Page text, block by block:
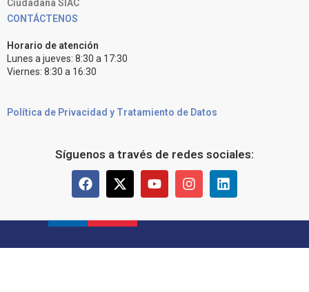
Ciudadana SIAC
CONTÁCTENOS
Horario de atención
Lunes a jueves: 8:30 a 17:30
Viernes: 8:30 a 16:30
Política de Privacidad y Tratamiento de Datos
Síguenos a través de redes sociales: